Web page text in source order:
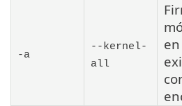
-a
--kernel-
all